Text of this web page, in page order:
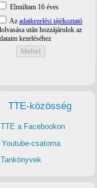
TTE-közösség
TTE a Facebookon
Youtube-csatorna
Tankönyvek